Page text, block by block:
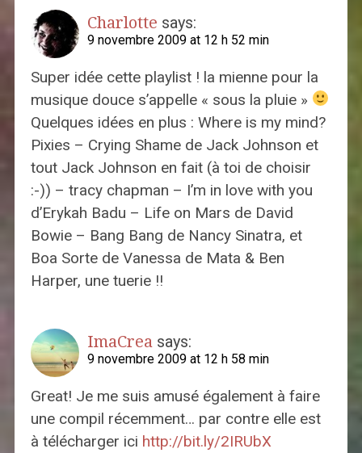
Charlotte says:
9 novembre 2009 at 12 h 52 min
Super idée cette playlist ! la mienne pour la
musique douce s’appelle « sous la pluie »
Quelques idées en plus : Where is my mind?
Pixies – Crying Shame de Jack Johnson et
tout Jack Johnson en fait (à toi de choisir
:-)) – tracy chapman – I’m in love with you
d’Erykah Badu – Life on Mars de David
Bowie – Bang Bang de Nancy Sinatra, et
Boa Sorte de Vanessa de Mata & Ben
Harper, une tuerie !!
ImaCrea says:
9 novembre 2009 at 12 h 58 min
Great! Je me suis amusé également à faire
une compil récemment… par contre elle est
à télécharger ici http://bit.ly/2IRUbX